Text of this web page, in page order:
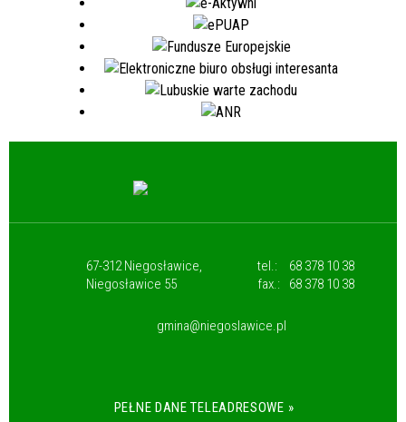
67-312 Niegosławice,
Niegosławice 55
tel.:
68 378 10 38
fax.:
68 378 10 38
gmina@niegoslawice.pl
PEŁNE DANE TELEADRESOWE »